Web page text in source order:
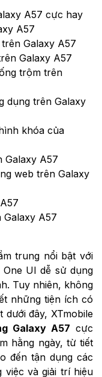
A57 cực hay
A57
Galaxy A57
Galaxy A57
trộm trên
dụng trên Galaxy
khóa của
Galaxy A57
web trên Galaxy
A57
trung nổi bật với
UI dễ sử dụng
Tuy nhiên, không
những tiện ích có
dưới đây, XTmobile
Galaxy A57 cực
hằng ngày, từ tiết
đến tận dụng các
và giải trí hiệu